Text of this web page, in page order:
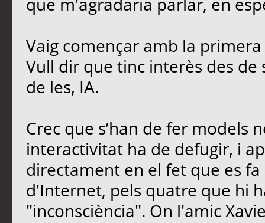
que m'agradaria parlar, en
Vaig començar amb la
Vull dir que tinc interès des
de les, IA.
Crec que s’han de fer models
interactivitat ha de defugir, i
directament en el fet que es
d'Internet, pels quatre que hi
"inconsciència". On l'amic